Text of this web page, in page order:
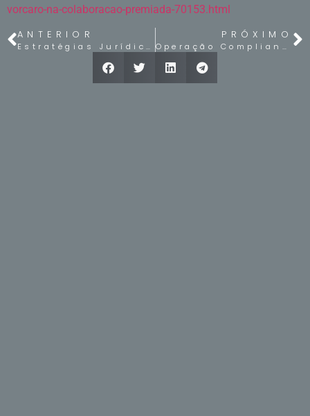
vorcaro-na-colaboracao-premiada-70153.html
ANTERIOR
Estratégias Jurídicas para Combater o Crime Organizado no Brasil
PRÓXIMO
Operação Compliance Zero e os Bastidores da Corrupção Financeira